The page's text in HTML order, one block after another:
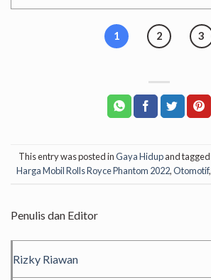
1 2 3
This entry was posted inGaya Hidupand tagged
Harga Mobil Rolls Royce Phantom 2022,Otomotif,
Penulis dan Editor
Rizky Riawan